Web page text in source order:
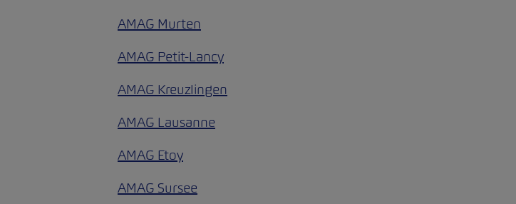
AMAG Murten
AMAG Petit-Lancy
AMAG Kreuzlingen
AMAG Lausanne
AMAG Etoy
AMAG Sursee